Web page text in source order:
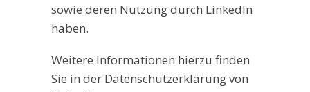
sowie deren Nutzung durch LinkedIn
haben.
Weitere Informationen hierzu finden
Sie in der Datenschutzerklärung von